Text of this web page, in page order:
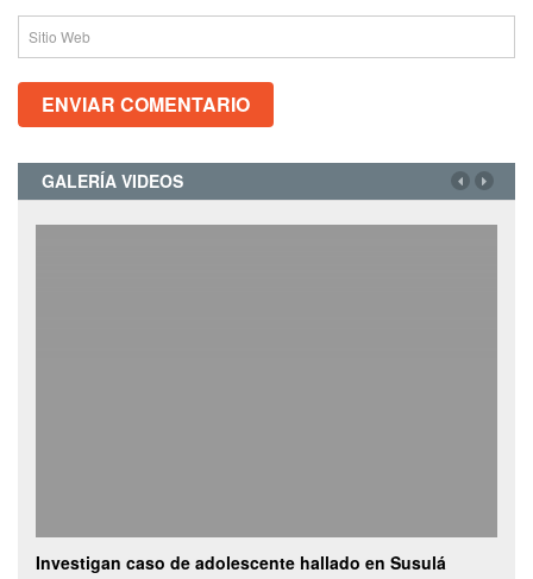
GALERÍA VIDEOS
Investigan caso de adolescente hallado en Susulá